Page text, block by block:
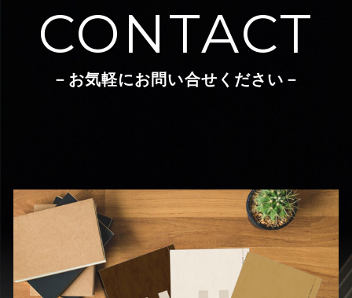
CONTACT
－お気軽にお問い合せください－